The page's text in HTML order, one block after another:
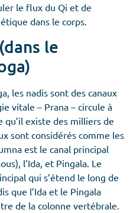
le flux du Qi et de
dans le corps.
le
les nadis sont des canaux
vitale – Prana – circule à
qu’il existe des milliers de
sont considérés comme les
est le canal principal
l’Ida, et Pingala. Le
qui s’étend le long de
que l’Ida et le Pingala
de la colonne vertébrale.